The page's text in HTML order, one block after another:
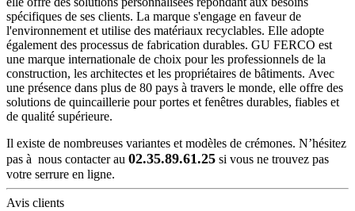
spécifiques de ses clients. La marque s'engage en faveur de
l'environnement et utilise des matériaux recyclables. Elle adopte
également des processus de fabrication durables. GU FERCO est
une marque internationale de choix pour les professionnels de la
construction, les architectes et les propriétaires de bâtiments. Avec
une présence dans plus de 80 pays à travers le monde, elle offre des
solutions de quincaillerie pour portes et fenêtres durables, fiables et
de qualité supérieure.
Il existe de nombreuses variantes et modèles de crémones. N’hésitez
pas à nous contacter au 02.35.89.61.25 si vous ne trouvez pas
votre serrure en ligne.
Avis clients